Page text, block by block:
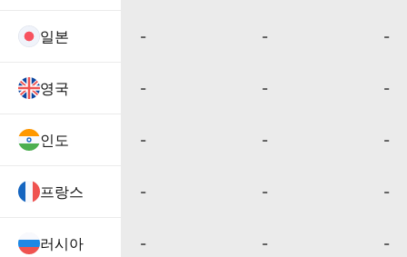
일본 - - -
영국 - - -
인도 - - -
프랑스 - - -
러시아 - - -